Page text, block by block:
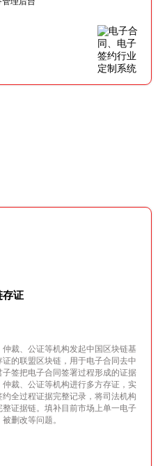
存证
裁、公证等机构发起中国区块链基
的联盟区块链，用于电子合同去中
签把电子合同签署过程形成的证据
裁、公证等机构进行多方存证，实
全过程证据完整记录，将司法机构
证据链。填补目前市场上单一电子
删改等问题。